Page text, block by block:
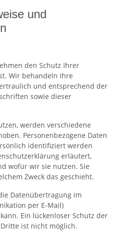
und
den Schutz Ihrer
Wir behandeln Ihre
und entsprechend der
sowie dieser
werden verschiedene
Personenbezogene Daten
identifiziert werden
erläutert,
wofür wir sie nutzen. Sie
Zweck das geschieht.
Datenübertragung im
per E-Mail)
Ein lückenloser Schutz der
ist nicht möglich.